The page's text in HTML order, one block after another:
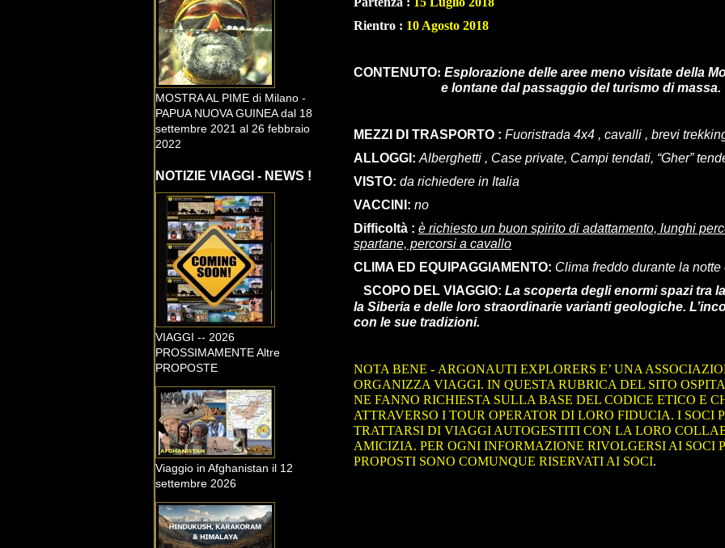
Rientro : 10 Agosto 2018
CONTENUTO: Esplorazione delle aree meno
e lontane dal passaggio del turismo di massa.
MEZZI DI TRASPORTO : Fuoristrada 4x4 , cavalli , brevi
ALLOGGI: Alberghetti , Case private, Campi tendati, “Gher”
VISTO: da richiedere in Italia
VACCINI: no
Difficoltà : è richiesto un buon spirito di adattamento, lunghi
spartane, percorsi a cavallo
CLIMA ED EQUIPAGGIAMENTO: Clima freddo durante la
SCOPO DEL VIAGGIO: La scoperta degli enormi spazi tra
la Siberia e delle loro straordinarie varianti geologiche.
con le sue tradizioni.
NOTA BENE - ARGONAUTI EXPLORERS E’ UNA
ORGANIZZA VIAGGI. IN QUESTA RUBRICA DEL SITO
NE FANNO RICHIESTA SULLA BASE DEL CODICE ETICO E
ATTRAVERSO I TOUR OPERATOR DI LORO FIDUCIA. I SOCI
TRATTARSI DI VIAGGI AUTOGESTITI CON LA LORO
AMICIZIA. PER OGNI INFORMAZIONE RIVOLGERSI AI SOCI
PROPOSTI SONO COMUNQUE RISERVATI AI SOCI.
MOSTRA AL PIME di Milano -
PAPUA NUOVA GUINEA dal 18
settembre 2021 al 26 febbraio
2022
NOTIZIE VIAGGI - NEWS !
VIAGGI -- 2026
PROSSIMAMENTE Altre
PROPOSTE
Viaggio in Afghanistan il 12
settembre 2026